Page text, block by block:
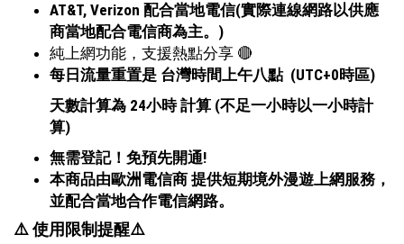
AT&T, Verizon 配合當地電信(實際連線網路以供應
商當地配合電信商為主。)
純上網功能，支援熱點分享 🔴
每日流量重置是 台灣時間上午八點 (UTC+0時區)
天數計算為 24小時 計算 (不足一小時以一小時計
算)
無需登記！免預先開通!
本商品由歐洲電信商 提供短期境外漫遊上網服務，
並配合當地合作電信網路。
⚠️ 使用限制提醒⚠️